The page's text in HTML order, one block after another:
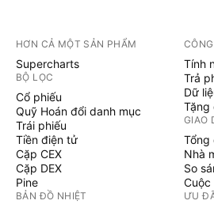
HƠN CẢ MỘT SẢN PHẨM
Supercharts
BỘ LỌC
Cổ phiếu
Quỹ Hoán đổi danh mục
Trái phiếu
Tiền điện tử
Cặp CEX
Cặp DEX
Pine
BẢN ĐỒ NHIỆT
Tính
Trả
Dữ
Tặng
GIAO
Tổng
Nhà
So
Cuộc
ƯU